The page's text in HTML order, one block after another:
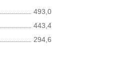
493,0
443,4
294,6